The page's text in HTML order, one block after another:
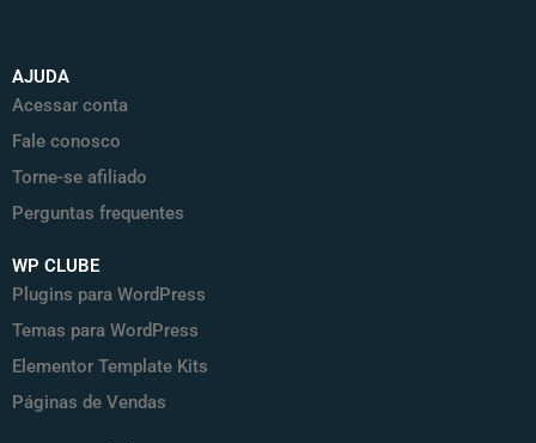
AJUDA
Acessar conta
Fale conosco
Torne-se afiliado
Perguntas frequentes
WP CLUBE
Plugins para WordPress
Temas para WordPress
Elementor Template Kits
Páginas de Vendas